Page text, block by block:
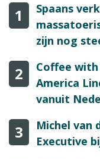
1
Spaans
zijn nog
2
Coffee
America
vanuit
3
Michel van
Executive